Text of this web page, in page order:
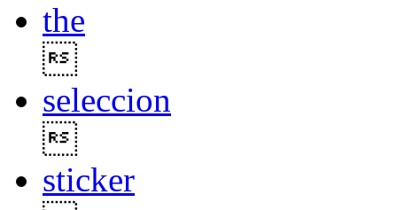
the
seleccion
sticker